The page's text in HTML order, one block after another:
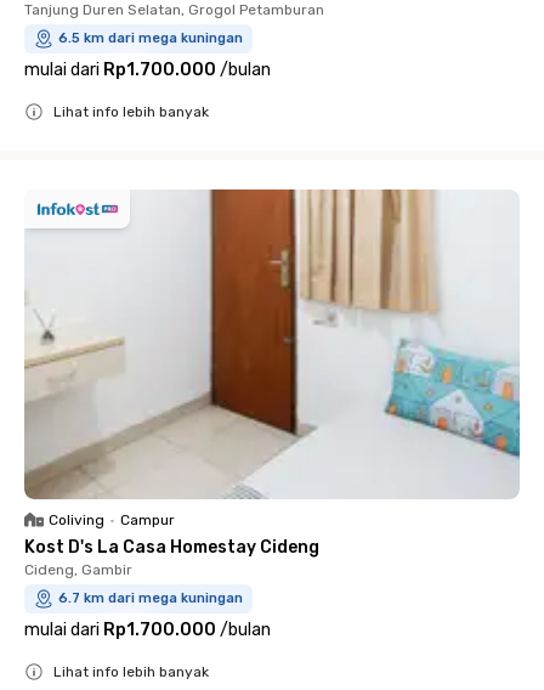
Tanjung Duren Selatan, Grogol Petamburan
6.5 km dari mega kuningan
mulai dari Rp1.700.000 /bulan
Lihat info lebih banyak
Coliving • Campur
Kost D's La Casa Homestay Cideng
Cideng, Gambir
6.7 km dari mega kuningan
mulai dari Rp1.700.000 /bulan
Lihat info lebih banyak